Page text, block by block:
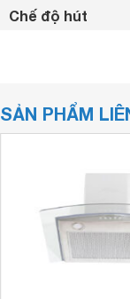
Chế độ hút
Chất liệu lưới
Bộ lọc mỡ
Kích thước
SẢN PHẨM